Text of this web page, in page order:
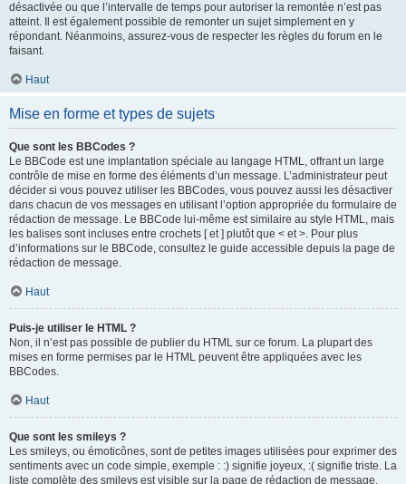
désactivée ou que l’intervalle de temps pour autoriser la remontée n’est pas
atteint. Il est également possible de remonter un sujet simplement en y
répondant. Néanmoins, assurez-vous de respecter les règles du forum en le
faisant.
Haut
Mise en forme et types de sujets
Que sont les BBCodes ?
Le BBCode est une implantation spéciale au langage HTML, offrant un large
contrôle de mise en forme des éléments d’un message. L’administrateur peut
décider si vous pouvez utiliser les BBCodes, vous pouvez aussi les désactiver
dans chacun de vos messages en utilisant l’option appropriée du formulaire de
rédaction de message. Le BBCode lui-même est similaire au style HTML, mais
les balises sont incluses entre crochets [ et ] plutôt que < et >. Pour plus
d’informations sur le BBCode, consultez le guide accessible depuis la page de
rédaction de message.
Haut
Puis-je utiliser le HTML ?
Non, il n’est pas possible de publier du HTML sur ce forum. La plupart des
mises en forme permises par le HTML peuvent être appliquées avec les
BBCodes.
Haut
Que sont les smileys ?
Les smileys, ou émoticônes, sont de petites images utilisées pour exprimer des
sentiments avec un code simple, exemple : :) signifie joyeux, :( signifie triste. La
liste complète des smileys est visible sur la page de rédaction de message.